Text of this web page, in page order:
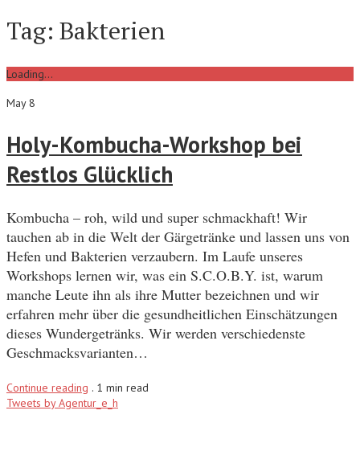
Tag: Bakterien
Loading...
May 8
Holy-Kombucha-Workshop bei
Restlos Glücklich
Kombucha – roh, wild und super schmackhaft! Wir
tauchen ab in die Welt der Gärgetränke und lassen uns von
Hefen und Bakterien verzaubern. Im Laufe unseres
Workshops lernen wir, was ein S.C.O.B.Y. ist, warum
manche Leute ihn als ihre Mutter bezeichnen und wir
erfahren mehr über die gesundheitlichen Einschätzungen
dieses Wundergetränks. Wir werden verschiedenste
Geschmacksvarianten…
Continue reading . 1 min read
Tweets by Agentur_e_h